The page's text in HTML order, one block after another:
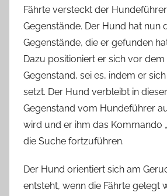
Fährte versteckt der
Gegenstände. Der Hund hat nun
Gegenstände, die er gefunden
Dazu positioniert er sich vor
Gegenstand, sei es, indem er
setzt. Der Hund verbleibt in
Gegenstand vom Hundeführer
wird und er ihm das Kommando
die Suche fortzuführen.
Der Hund orientiert sich am
entsteht, wenn die Fährte gelegt